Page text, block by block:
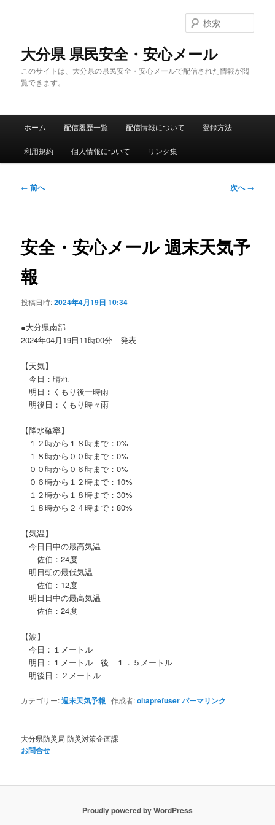
大分県 県民安全・安心メール
このサイトは、大分県の県民安全・安心メールで配信された情報が閲
覧できます。
索
メ
ホーム 配信履歴一覧 配信情報について 登録方法
利用規約 個人情報について リンク集
投
ゲ
ー
ョ
ン
← 前へ 次へ→
安全・安心メール 週末天気予
報
投稿日時:2024年4月19日 10:34
●大分県南部
2024年04月19日11時00分 発表
【天気】
今日：晴れ
明日：くもり後一時雨
明後日：くもり時々雨
【降水確率】
１２時から１８時まで：0%
１８時から００時まで：0%
００時から０６時まで：0%
０６時から１２時まで：10%
１２時から１８時まで：30%
１８時から２４時まで：80%
【気温】
今日日中の最高気温
佐伯：24度
明日朝の最低気温
佐伯：12度
明日日中の最高気温
佐伯：24度
【波】
今日：１メートル
明日：１メートル 後 １．５メートル
明後日：２メートル
カテゴリー:週末天気予報 作成者:oitaprefuserパーマリンク
大分県防災局 防災対策企画課
お問合せ
Proudly powered by WordPress